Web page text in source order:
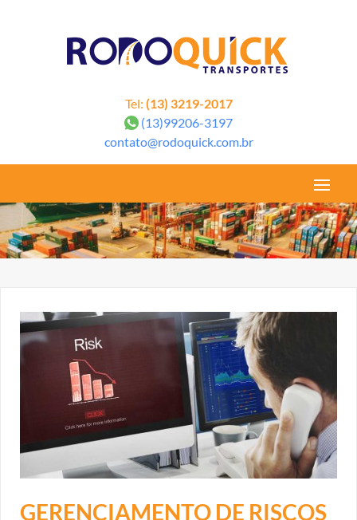
Tel: (13) 3219-2017
(13)99206-3197
contato@rodoquick.com.br
GERENCIAMENTO DE RISCOS